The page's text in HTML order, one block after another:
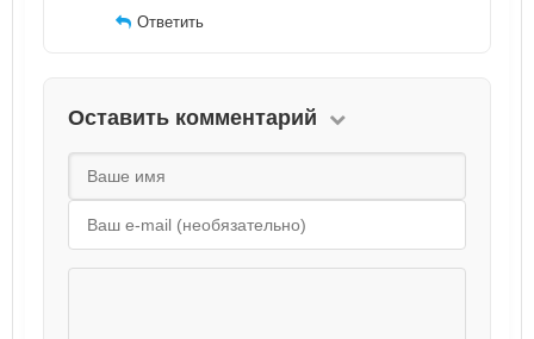
Ответить
Оставить комментарий